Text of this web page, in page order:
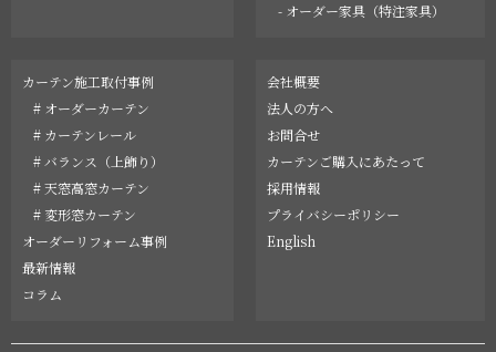
- オーダー家具（特注家具）
カーテン施工取付事例
# オーダーカーテン
# カーテンレール
# バランス（上飾り）
# 天窓高窓カーテン
# 変形窓カーテン
オーダーリフォーム事例
最新情報
コラム
会社概要
法人の方へ
お問合せ
カーテンご購入にあたって
採用情報
プライバシーポリシー
English